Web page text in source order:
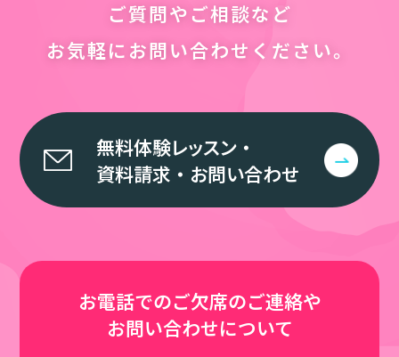
ご質問やご相談など
お気軽にお問い合わせください。
無料体験レッスン・
資料請求 ・ お問い合わせ
お電話でのご欠席のご連絡や
お問い合わせについて